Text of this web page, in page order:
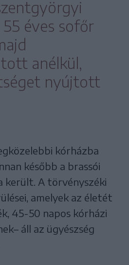
éves sofőr
anélkül,
nyújtott
kórházba
később a brassói
került. A törvényszéki
amelyek az életét
45-50 napos kórházi
áll az ügyészség